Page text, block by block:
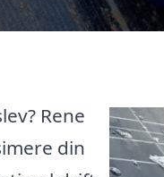
Rene
din